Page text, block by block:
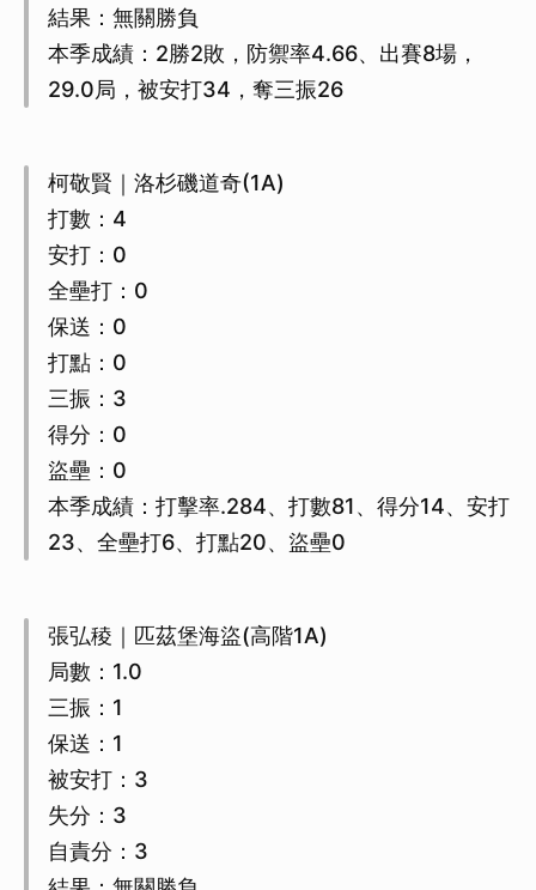
結果：無關勝負
本季成績：2勝2敗，防禦率4.66、出賽8場，
29.0局，被安打34，奪三振26
柯敬賢｜洛杉磯道奇(1A)
打數：4
安打：0
全壘打：0
保送：0
打點：0
三振：3
得分：0
盜壘：0
本季成績：打擊率.284、打數81、得分14、安打
23、全壘打6、打點20、盜壘0
張弘稜｜匹茲堡海盜(高階1A)
局數：1.0
三振：1
保送：1
被安打：3
失分：3
自責分：3